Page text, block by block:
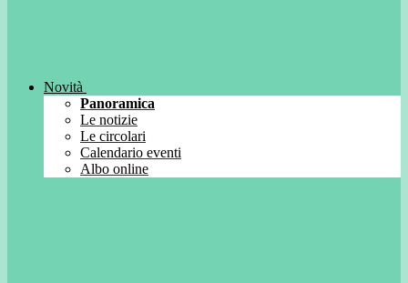
Novità
Panoramica
Le notizie
Le circolari
Calendario eventi
Albo online